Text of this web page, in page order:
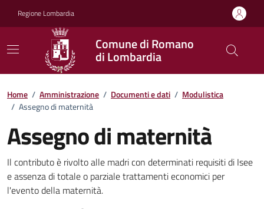
Regione Lombardia
Comune di Romano
di Lombardia
Dettagli del documento
Home / Amministrazione / Documenti e dati / Modulistica
/ Assegno di maternità
Assegno di maternità
Il contributo è rivolto alle madri con determinati requisiti di Isee
e assenza di totale o parziale trattamenti economici per
l'evento della maternità.